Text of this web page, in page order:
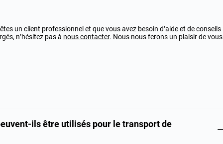
un client professionnel et que vous avez besoin d’aide et de conseils
n’hésitez pas à nous contacter. Nous nous ferons un plaisir de vous
ils être utilisés pour le transport de